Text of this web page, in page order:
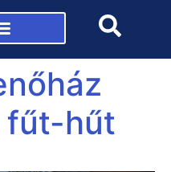
fűt-hűt